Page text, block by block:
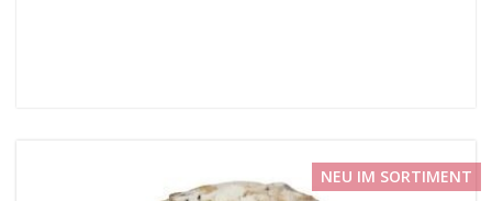
NEU IM SORTIMENT